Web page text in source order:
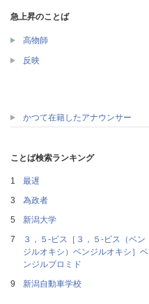
急上昇のことば
高物師
反映
かつて在籍したアナウンサー
ことば検索ランキング
最遅
為政者
新潟大学
３，５‐ビス［３，５‐ビス（ベン
ジルオキシ）ベンジルオキシ］ベ
ンジルブロミド
新潟自動車学校